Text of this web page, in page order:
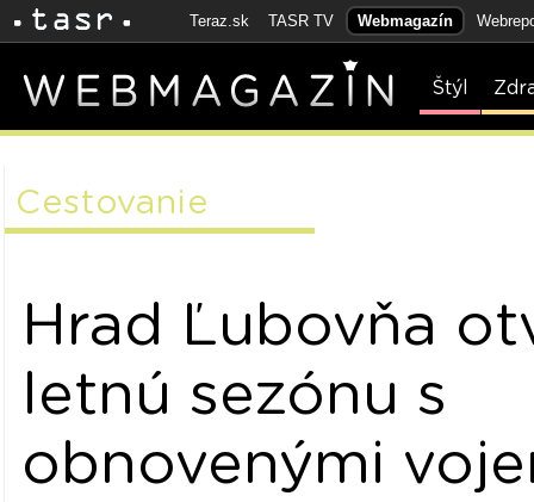
Teraz.sk TASR TV Webmagazín
Štýl
Cestovanie
Hrad Ľubovňa
letnú sezónu s
obnovenými